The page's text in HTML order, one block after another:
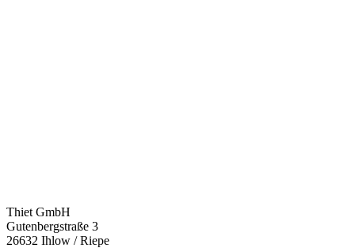
Thiet GmbH
Gutenbergstraße 3
26632 Ihlow / Riepe